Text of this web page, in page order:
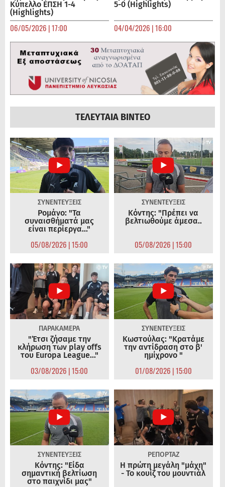
Κύπελλο ΕΠΣΗ 1-4
(Highlights)
06/05/2026 | 17:00
5-0 (Highlights)
04/04/2026 | 16:00
ΤΕΛΕΥΤΑΙΑ ΒΙΝΤΕΟ
ΣΥΝΕΝΤΕΥΞΕΙΣ
Ρομάνο: "Τα
συναισθήματά μας
είναι περίεργα..."
05/08/2026 | 15:00
ΣΥΝΕΝΤΕΥΞΕΙΣ
Κόντης: "Πρέπει να
βελτιωθούμε άμεσα..
05/08/2026 | 15:00
ΠΑΡΑΚΑΜΕΡΑ
"Έτσι ζήσαμε την
κλήρωση των play offs
του Europa League..."
03/08/2026 | 15:00
ΣΥΝΕΝΤΕΥΞΕΙΣ
Κωστούλας: "Κρατάμε
την αντίδραση στο β'
ημίχρονο "
01/08/2026 | 15:00
ΣΥΝΕΝΤΕΥΞΕΙΣ
Κόντης: "Είδα
σημαντική βελτίωση
στο παιχνίδι μας"
ΡΕΠΟΡΤΑΖ
Η πρώτη μεγάλη "μάχη"
- Το κουίζ του μουντιάλ